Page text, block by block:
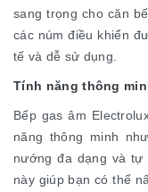
sang trọng cho căn
các núm điều khiển
tế và dễ sử dụng.
Tính năng thông
Bếp gas âm
năng thông minh
nướng đa dạng và tự
này giúp bạn có thể